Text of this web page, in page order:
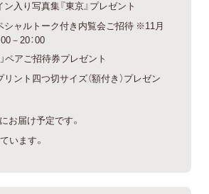
入り写真集『東京』プレゼント
シャルトーク付き内覧会ご招待 ※11月
00－20：00
ペアご招待券プレゼント
ント四つ切サイズ（額付き）プレゼン
お届け予定です。
います。